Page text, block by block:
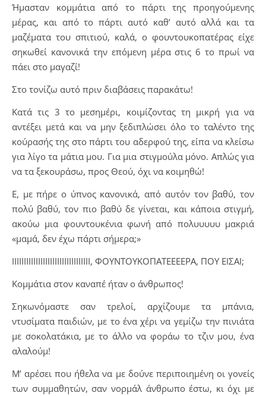
Ήμασταν κομμάτια από το πάρτι της προηγούμενης
μέρας, και από το πάρτι αυτό καθ’ αυτό αλλά και τα
μαζέματα του σπιτιού, καλά, ο φουντουκοπατέρας είχε
σηκωθεί κανονικά την επόμενη μέρα στις 6 το πρωί να
πάει στο μαγαζί!
Στο τονίζω αυτό πριν διαβάσεις παρακάτω!
Κατά τις 3 το μεσημέρι, κοιμίζοντας τη μικρή για να
αντέξει μετά και να μην ξεδιπλώσει όλο το ταλέντο της
κούρασής της στο πάρτι του αδερφού της, είπα να κλείσω
για λίγο τα μάτια μου. Για μια στιγμούλα μόνο. Απλώς για
να τα ξεκουράσω, προς Θεού, όχι να κοιμηθώ!
Ε, με πήρε ο ύπνος κανονικά, από αυτόν τον βαθύ, τον
πολύ βαθύ, τον πιο βαθύ δε γίνεται, και κάποια στιγμή,
ακούω μια φουντουκένια φωνή από πολυυυυυ μακριά
«μαμά, δεν έχω πάρτι σήμερα;»
ΙΙΙΙΙΙΙΙΙΙΙΙΙΙΙΙΙΙΙΙΙΙΙΙΙΙΙΙΙΙΙΙΙ, ΦΟΥΝΤΟΥΚΟΠΑΤΕΕΕΕΡΑ, ΠΟΥ ΕΙΣΑΙ;
Κομμάτια στον καναπέ ήταν ο άνθρωπος!
Σηκωνόμαστε σαν τρελοί, αρχίζουμε τα μπάνια,
ντυσίματα παιδιών, με το ένα χέρι να γεμίζω την πινιάτα
με σοκολατάκια, με το άλλο να φοράω το τζιν μου, ένα
αλαλούμ!
Μ’ αρέσει που ήθελα να με δούνε περιποιημένη οι γονείς
των συμμαθητών, σαν νορμάλ άνθρωπο έστω, κι όχι με